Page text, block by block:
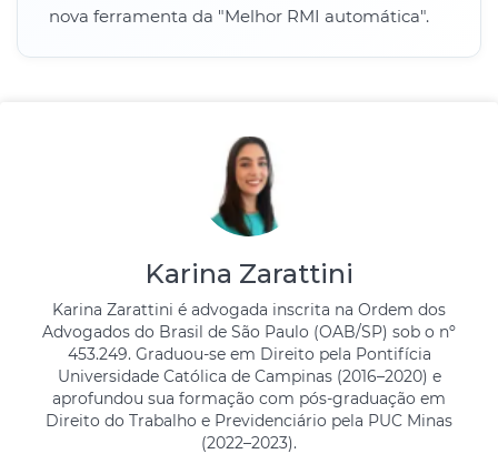
nova ferramenta da "Melhor RMI automática".
Karina Zarattini
Karina Zarattini é advogada inscrita na Ordem dos
Advogados do Brasil de São Paulo (OAB/SP) sob o nº
453.249. Graduou-se em Direito pela Pontifícia
Universidade Católica de Campinas (2016–2020) e
aprofundou sua formação com pós-graduação em
Direito do Trabalho e Previdenciário pela PUC Minas
(2022–2023).